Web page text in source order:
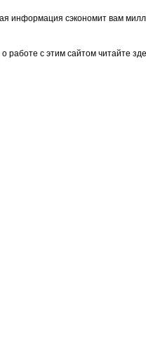
информация сэкономит вам
о работе с этим сайтом читайте